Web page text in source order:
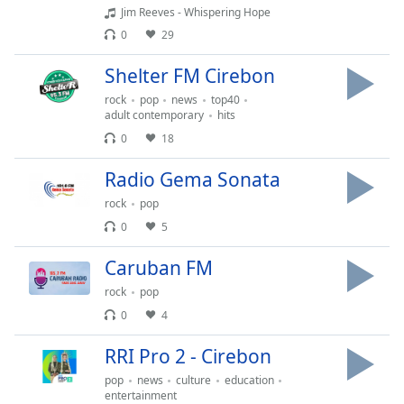
Opacity
Background
Jim Reeves - Whispering Hope
0
29
Shelter FM Cirebon
rock pop news
top40
adult contemporary
hits
0
18
Radio Gema Sonata
rock
pop
0
5
Caruban FM
rock
pop
0
4
RRI Pro 2 - Cirebon
pop news culture
education
entertainment